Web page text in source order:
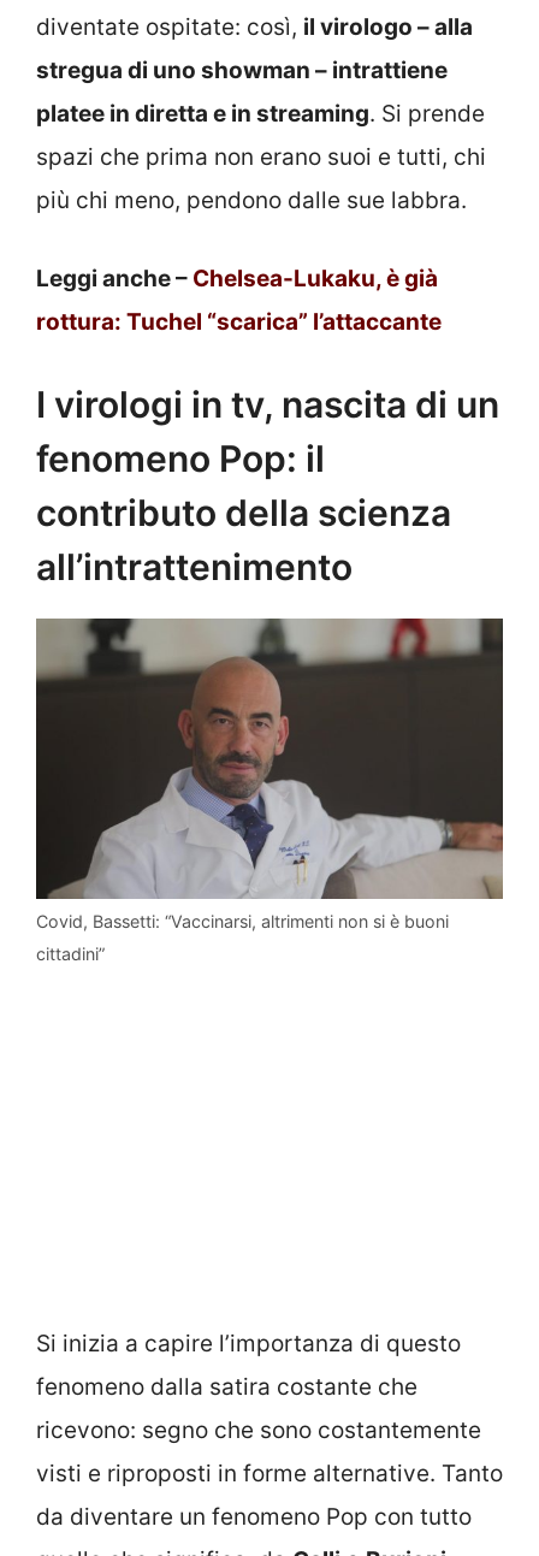
diventate ospitate: così, il virologo – alla
stregua di uno showman – intrattiene
platee in diretta e in streaming. Si prende
spazi che prima non erano suoi e tutti, chi
più chi meno, pendono dalle sue labbra.
Leggi anche – Chelsea-Lukaku, è già
rottura: Tuchel “scarica” l’attaccante
I virologi in tv, nascita di un
fenomeno Pop: il
contributo della scienza
all’intrattenimento
Covid, Bassetti: “Vaccinarsi, altrimenti non si è buoni
cittadini”
Si inizia a capire l’importanza di questo
fenomeno dalla satira costante che
ricevono: segno che sono costantemente
visti e riproposti in forme alternative. Tanto
da diventare un fenomeno Pop con tutto